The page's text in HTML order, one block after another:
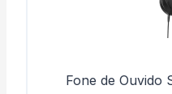
Fone de Ouvido